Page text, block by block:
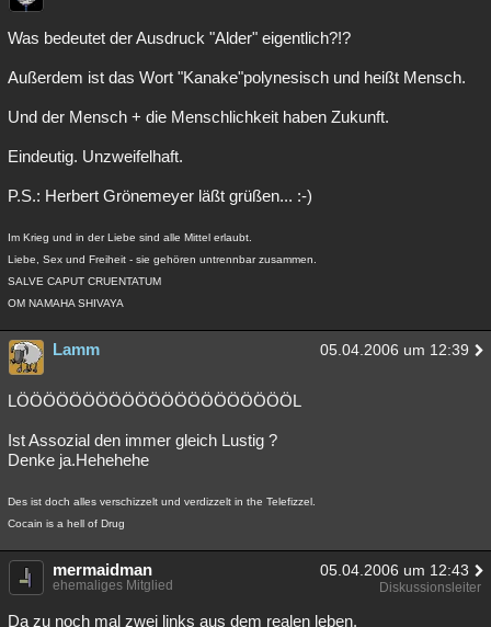
Was bedeutet der Ausdruck "Alder" eigentlich?!?
Außerdem ist das Wort "Kanake"polynesisch und heißt Mensch.
Und der Mensch + die Menschlichkeit haben Zukunft.
Eindeutig. Unzweifelhaft.
P.S.: Herbert Grönemeyer läßt grüßen... :-)
Im Krieg und in der Liebe sind alle Mittel erlaubt.
Liebe, Sex und Freiheit - sie gehören untrennbar zusammen.
SALVE CAPUT CRUENTATUM
OM NAMAHA SHIVAYA
Lamm 05.04.2006 um 12:39
LÖÖÖÖÖÖÖÖÖÖÖÖÖÖÖÖÖÖÖÖÖL
Ist Assozial den immer gleich Lustig ?
Denke ja.Hehehehe
Des ist doch alles verschizzelt und verdizzelt in the Telefizzel.
Cocain is a hell of Drug
mermaidman 05.04.2006 um 12:43
ehemaliges Mitglied Diskussionsleiter
Da zu noch mal zwei links aus dem realen leben.